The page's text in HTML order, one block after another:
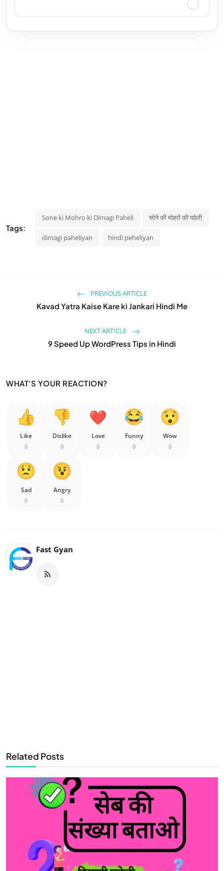
Tags:
Sone ki Mohro ki Dimagi Paheli सोने की मोहरों की पहेली
dimagi paheliyan hindi peheliyan
PREVIOUS ARTICLE
Kavad Yatra Kaise Kare ki Jankari Hindi Me
NEXT ARTICLE
9 Speed Up WordPress Tips in Hindi
WHAT'S YOUR REACTION?
Like
0
Dislike
0
Love
0
Funny
0
Wow
0
Sad
0
Angry
0
Fast Gyan
Related Posts